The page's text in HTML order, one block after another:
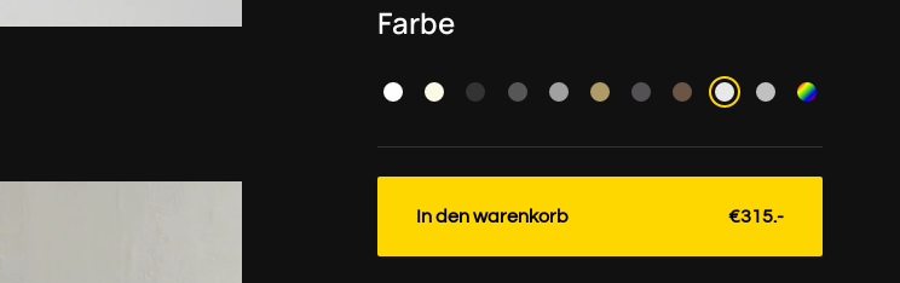
Farbe
In den warenkorb €315.-